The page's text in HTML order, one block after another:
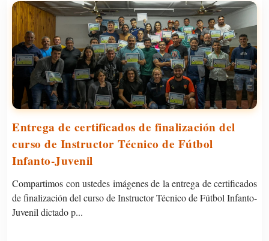
Entrega de certificados de finalización del
curso de Instructor Técnico de Fútbol
Infanto-Juvenil
Compartimos con ustedes imágenes de la entrega de certificados
de finalización del curso de Instructor Técnico de Fútbol Infanto-
Juvenil dictado p...